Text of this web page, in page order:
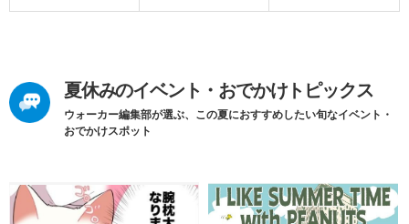
夏休みのイベント・おでかけトピックス
ウォーカー編集部が選ぶ、この夏におすすめしたい旬なイベント・
おでかけスポット